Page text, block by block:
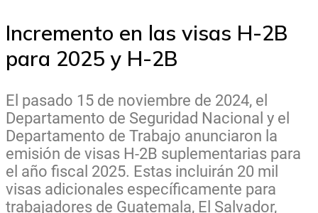
Incremento en las visas H-2B
para 2025 y H-2B
El pasado 15 de noviembre de 2024, el
Departamento de Seguridad Nacional y el
Departamento de Trabajo anunciaron la
emisión de visas H-2B suplementarias para
el año fiscal 2025. Estas incluirán 20 mil
visas adicionales específicamente para
trabajadores de Guatemala, El Salvador,